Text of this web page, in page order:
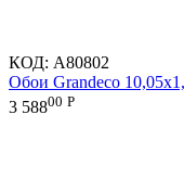
КОД: A80802
Обои Grandeco
3 58800 Р